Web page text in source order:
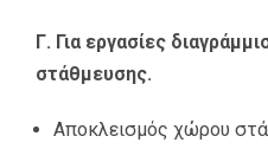
Γ. Για εργασίες
στάθμευσης.
Αποκλεισμός χώρου